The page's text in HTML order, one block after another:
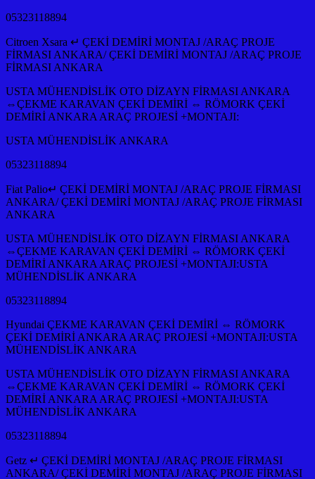
05323118894
Citroen Xsara ↵ ÇEKİ DEMİRİ MONTAJ /ARAÇ PROJE
FİRMASI ANKARA/ ÇEKİ DEMİRİ MONTAJ /ARAÇ PROJE
FİRMASI ANKARA
USTA MÜHENDİSLİK OTO DİZAYN FİRMASI ANKARA
⇔ÇEKME KARAVAN ÇEKİ DEMİRİ ⇔ RÖMORK ÇEKİ
DEMİRİ ANKARA ARAÇ PROJESİ +MONTAJI:
USTA MÜHENDİSLİK ANKARA
05323118894
Fiat Palio↵ ÇEKİ DEMİRİ MONTAJ /ARAÇ PROJE FİRMASI
ANKARA/ ÇEKİ DEMİRİ MONTAJ /ARAÇ PROJE FİRMASI
ANKARA
USTA MÜHENDİSLİK OTO DİZAYN FİRMASI ANKARA
⇔ÇEKME KARAVAN ÇEKİ DEMİRİ ⇔ RÖMORK ÇEKİ
DEMİRİ ANKARA ARAÇ PROJESİ +MONTAJI:USTA
MÜHENDİSLİK ANKARA
05323118894
Hyundai ÇEKME KARAVAN ÇEKİ DEMİRİ ⇔ RÖMORK
ÇEKİ DEMİRİ ANKARA ARAÇ PROJESİ +MONTAJI:USTA
MÜHENDİSLİK ANKARA
USTA MÜHENDİSLİK OTO DİZAYN FİRMASI ANKARA
⇔ÇEKME KARAVAN ÇEKİ DEMİRİ ⇔ RÖMORK ÇEKİ
DEMİRİ ANKARA ARAÇ PROJESİ +MONTAJI:USTA
MÜHENDİSLİK ANKARA
05323118894
Getz ↵ ÇEKİ DEMİRİ MONTAJ /ARAÇ PROJE FİRMASI
ANKARA/ ÇEKİ DEMİRİ MONTAJ /ARAÇ PROJE FİRMASI